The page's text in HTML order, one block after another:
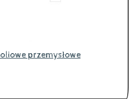
przemysłowe